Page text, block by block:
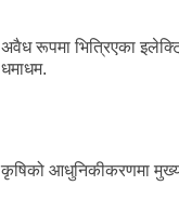
अवैध रूपमा भित्रिएका
धमाधम.
कृषिको आधुनिकीकरणमा